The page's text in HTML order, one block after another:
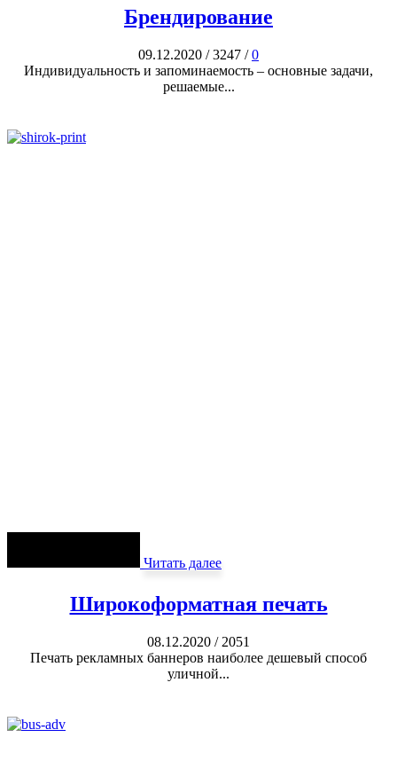
Брендирование
09.12.2020 / 3247 / 0
Индивидуальность и запоминаемость – основные задачи,
решаемые...
Читать далее
Широкоформатная печать
08.12.2020 / 2051
Печать рекламных баннеров наиболее дешевый способ
уличной...